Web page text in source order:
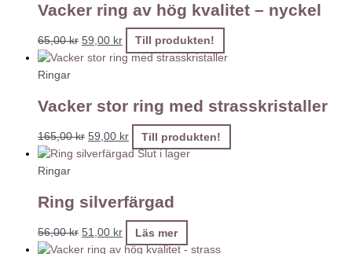
Vacker ring av hög kvalitet – nyckel
65,00kr 59,00 kr Till produkten!
Ringar
Vacker stor ring med strasskristaller
165,00kr 59,00 kr Till produkten!
Slut i lager
Ringar
Ring silverfärgad
56,00kr 51,00 kr Läs mer